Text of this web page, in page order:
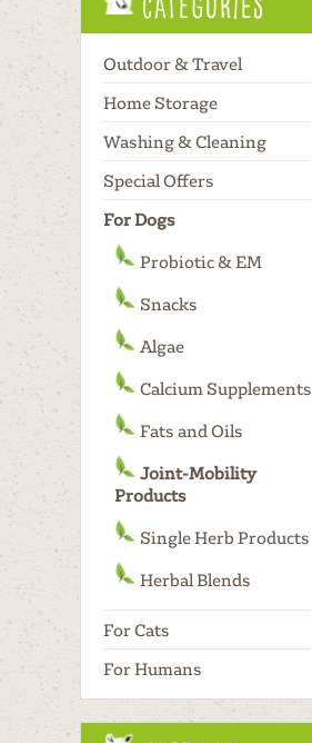
Outdoor & Travel
Home Storage
Washing & Cleaning
Special Offers
For Dogs
Probiotic & EM
Snacks
Algae
Calcium Supplements
Fats and Oils
Joint-Mobility
Products
Single Herb Products
Herbal Blends
For Cats
For Humans